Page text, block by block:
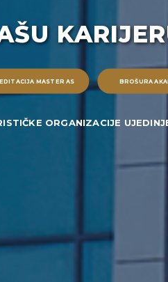
MASTER AS BROŠURA
ORGANIZACIJE